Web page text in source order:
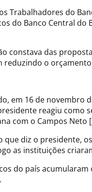
Trabalhadores do
do Banco Central
constava das
o orçamento
em 16 de novembro
reagiu como
com o Campos Neto
diz o presidente,
as instituições
do país